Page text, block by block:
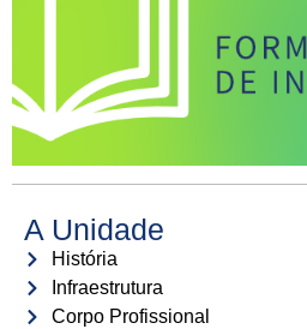
A Unidade
História
Infraestrutura
Corpo Profissional